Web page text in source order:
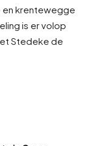
en krentewegge
is er volop
Stedeke de